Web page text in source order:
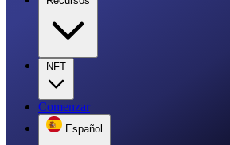
NFT
Comenzar
Español